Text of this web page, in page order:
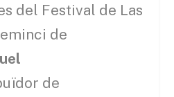
del Festival de Las
de
de